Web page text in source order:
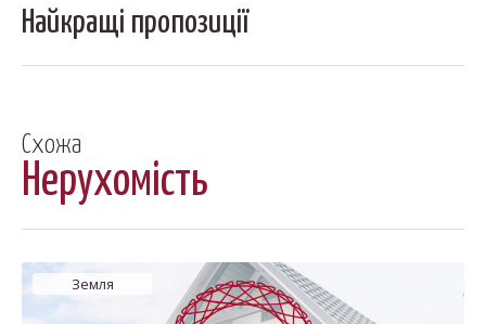
Найкращі пропозиції
Схожа
Нерухомість
Земля